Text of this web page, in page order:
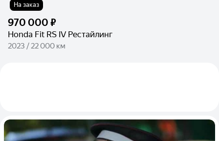
На заказ
970 000 ₽
Honda Fit RS IV Рестайлинг
2023 / 22 000 км